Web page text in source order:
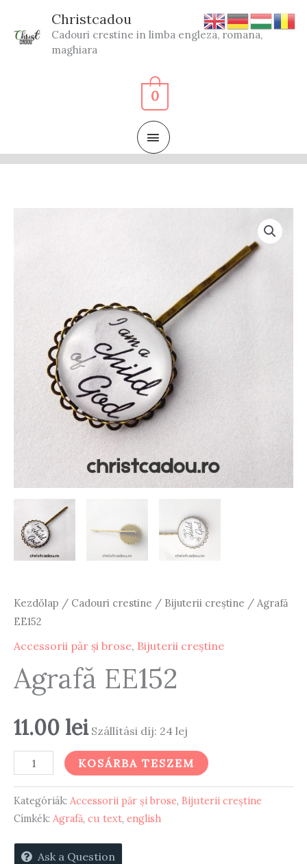
content
Christcadou
Cadouri crestine in limba engleza, romana,
maghiara
MAIN
MENU
0
Kezdőlap / Cadouri crestine / Bijuterii creștine / Agrafă
EE152
Accessorii păr și brose, Bijuterii creștine
Agrafă EE152
11.00 lei Szállítási díj: 24 lej
Agrafă
mennyiség
KOSÁRBA TESZEM
Kategóriák: Accessorii păr și brose, Bijuterii creștine
Címkék: Agrafă, cu text, english
Ask a Question